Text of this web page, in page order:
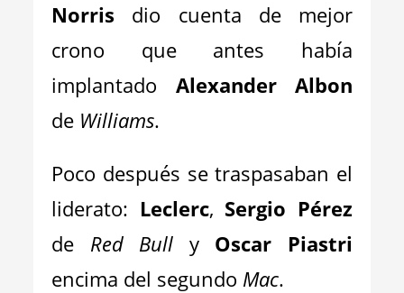
Norris dio cuenta de mejor
crono que antes había
implantado Alexander Albon
de Williams.
Poco después se traspasaban el
liderato: Leclerc, Sergio Pérez
de Red Bull y Oscar Piastri
encima del segundo Mac.